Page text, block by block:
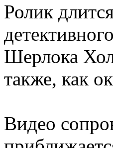
Ролик
Шерлока
также, как
Видео